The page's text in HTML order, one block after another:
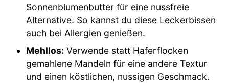
Sonnenblumenbutter für eine nussfreie
Alternative. So kannst du diese Leckerbissen
auch bei Allergien genießen.
Mehllos: Verwende statt Haferflocken
gemahlene Mandeln für eine andere Textur
und einen köstlichen, nussigen Geschmack.